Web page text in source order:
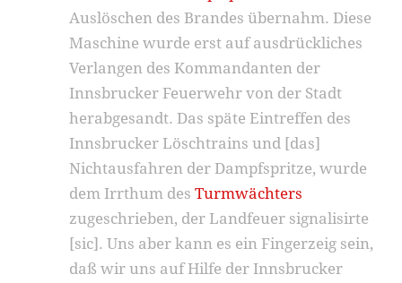
Auslöschen des Brandes übernahm. Diese
Maschine wurde erst auf ausdrückliches
Verlangen des Kommandanten der
Innsbrucker Feuerwehr von der Stadt
herabgesandt. Das späte Eintreffen des
Innsbrucker Löschtrains und [das]
Nichtausfahren der Dampfspritze, wurde
dem Irrthum desTurmwächters
zugeschrieben, der Landfeuer signalisirte
[sic]. Uns aber kann es ein Fingerzeig sein,
daß wir uns auf Hilfe der Innsbrucker